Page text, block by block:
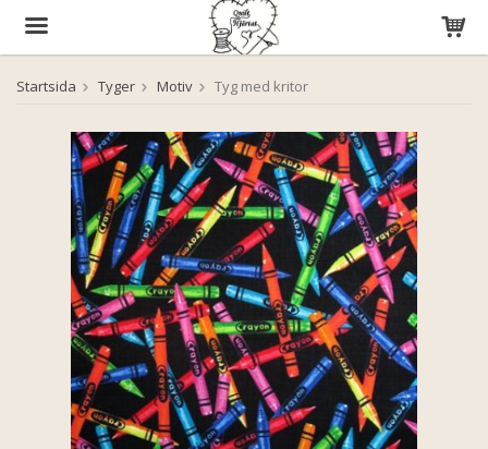
Produkten har blivit tillagd i varukorgen
Startsida Tyger Motiv Tyg med kritor